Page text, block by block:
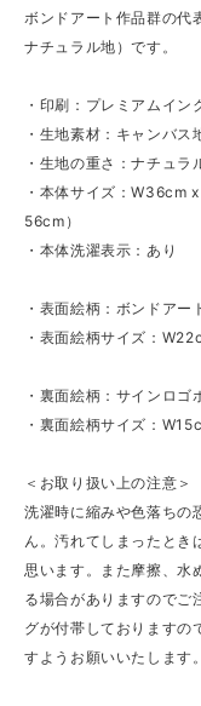
ボンドアート作品群の代
ナチュラル地）です。
・印刷：プレミアムイン
・生地素材：キャンバス
・生地の重さ：ナチュ
・本体サイズ：W36cm
56cm）
・本体洗濯表示：あり
・表面絵柄：ボンドア
・表面絵柄サイズ：
・裏面絵柄：サインロゴ
・裏面絵柄サイズ：
＜お取り扱い上の注意＞
洗濯時に縮みや色落ちの
ん。汚れてしまったとき
思います。また摩擦、水
る場合がありますのでご
グが付帯しておりますの
すようお願いいたします。